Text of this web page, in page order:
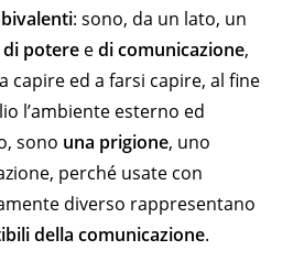
: sono, da un lato, un
potere edi comunicazione,
capire ed a farsi capire, al fine
l’ambiente esterno ed
sono una prigione, uno
perché usate con
diverso rappresentano
della comunicazione.